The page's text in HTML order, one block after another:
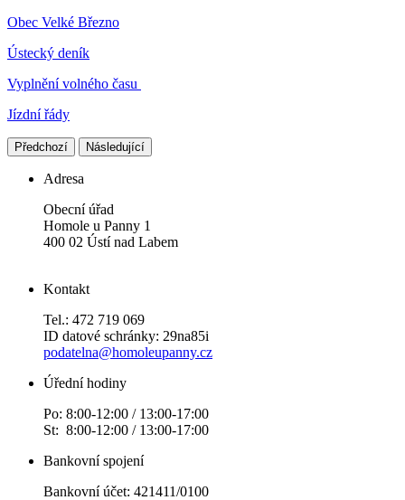
Obec Velké Březno
Ústecký deník
Vyplnění volného času
Jízdní řády
Předchozí Následující
Adresa
Obecní úřad
Homole u Panny 1
400 02 Ústí nad Labem
Kontakt
Tel.: 472 719 069
ID datové schránky: 29na85i
podatelna@homoleupanny.cz
Úřední hodiny
Po: 8:00-12:00 / 13:00-17:00
St: 8:00-12:00 / 13:00-17:00
Bankovní spojení
Bankovní účet: 421411/0100